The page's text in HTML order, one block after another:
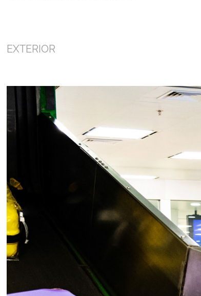
EXTERIOR